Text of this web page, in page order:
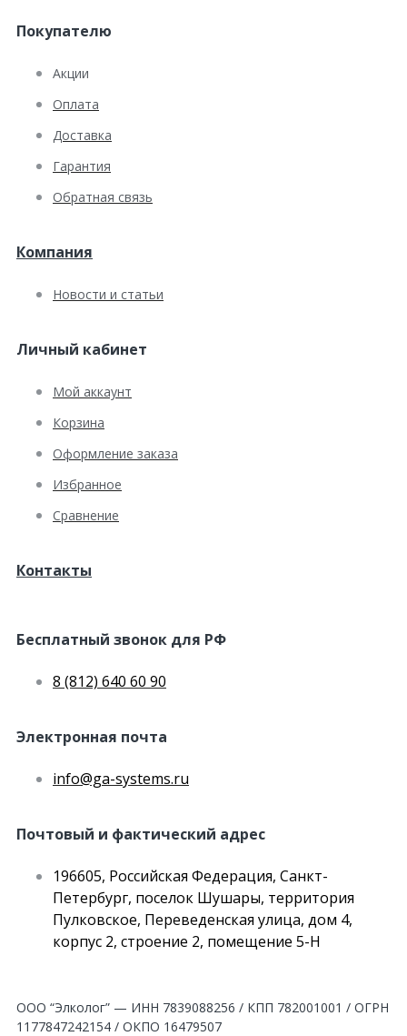
Покупателю
Акции
Оплата
Доставка
Гарантия
Обратная связь
Компания
Новости и статьи
Личный кабинет
Мой аккаунт
Корзина
Оформление заказа
Избранное
Сравнение
Контакты
Бесплатный звонок для РФ
8 (812) 640 60 90
Электронная почта
info@ga-systems.ru
Почтовый и фактический адрес
196605, Российская Федерация, Санкт-
Петербург, поселок Шушары, территория
Пулковское, Переведенская улица, дом 4,
корпус 2, строение 2, помещение 5-Н
ООО “Элколог” — ИНН 7839088256 / КПП 782001001 / ОГРН
1177847242154 / ОКПО 16479507